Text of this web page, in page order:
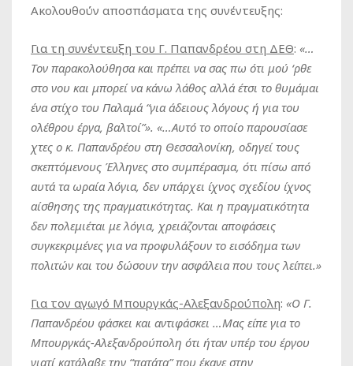
Ακολουθούν αποσπάσματα της συνέντευξης:
Για τη συνέντευξη του Γ. Παπανδρέου στη ΔΕΘ: «…
Τον παρακολούθησα και πρέπει να σας πω ότι μού ‘ρθε
στο νου και μπορεί να κάνω λάθος αλλά έτσι το θυμάμαι
ένα στίχο του Παλαμά “για άδειους λόγους ή για του
ολέθρου έργα, βαλτοί”». «…Αυτό το οποίο παρουσίασε
χτες ο κ. Παπανδρέου στη Θεσσαλονίκη, οδηγεί τους
σκεπτόμενους Έλληνες στο συμπέρασμα, ότι πίσω από
αυτά τα ωραία λόγια, δεν υπάρχει ίχνος σχεδίου ίχνος
αίσθησης της πραγματικότητας. Και η πραγματικότητα
δεν πολεμιέται με λόγια, χρειάζονται αποφάσεις
συγκεκριμένες για να προφυλάξουν το εισόδημα των
πολιτών και του δώσουν την ασφάλεια που τους λείπει.»
Για τον αγωγό Μπουργκάς-Αλεξανδρούπολη: «Ο Γ.
Παπανδρέου φάσκει και αντιφάσκει …Μας είπε για το
Μπουργκάς-Αλεξανδρούπολη ότι ήταν υπέρ του έργου
γιατί κατάλαβε την “πατάτα” που έκανε στην